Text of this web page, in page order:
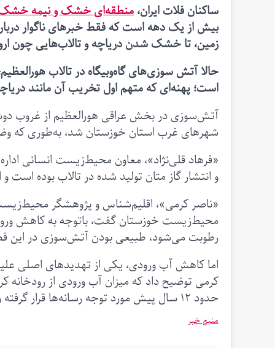
ساکنان فلات ایران،منطقه‌ای خشک و نیمه
بیش از یک دهه است که فقط خبرهای ناگوار
زمین، تا خشک شدن دریاچه و تالاب‌هایی چون
حالا آتش سوزی‌های گاه‌و‌بیگاه در تالاب
است؛ پهنه‌ای که متهم اول تخریب آن مانند
شهرهای غرب استان خوزستان شد، به‌طوری که
«فرهاد قلی‌نژاد»،‌ معاون محیط‌زیست انسانی اداره
و انتشار گاز متان تولید شده در تالاب بوده
«ناصر کرمی»، اقلیم‌شناس و پژوهشگر محیط‌زیست،
محیط‌زیست خوزستان گفت، باتوجه به کاهش
رطوبت می‌شود، طبیعی بودن آتش‌سوزی در این
اما کاهش آب ورودی، یکی از تهدیدهای اصلی
کرمی توضیح داد که میزان آب ورودی از
حدود ۱۲ سال پیش مورد توجه رسانه‌ها قرار گرفته و زنگ خطر نابودی این تالاب به صدا درآمده بود.
منبع خبر